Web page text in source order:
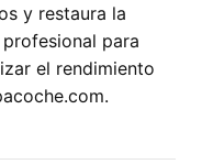
y restaura la
para
el rendimiento